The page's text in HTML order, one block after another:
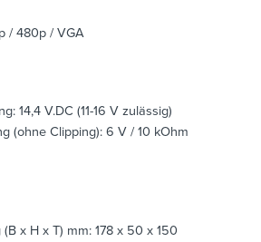
/ 480p / VGA
14,4 V.DC (11-16 V zulässig)
(ohne Clipping): 6 V / 10 kOhm
x H x T) mm: 178 x 50 x 150